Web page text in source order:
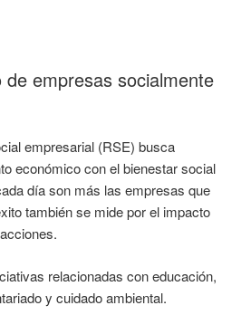
de empresas socialmente
empresarial (RSE) busca
económico con el bienestar social
día son más las empresas que
también se mide por el impacto
relacionadas con educación,
y cuidado ambiental.